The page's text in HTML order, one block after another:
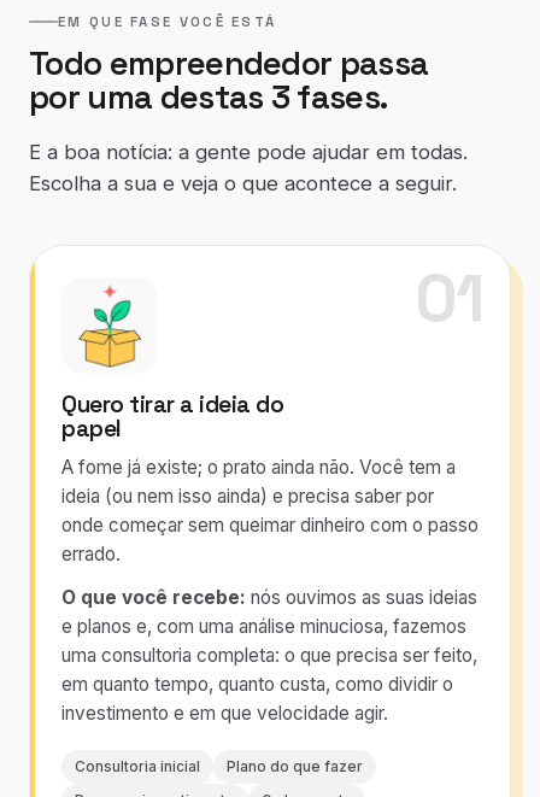
EM QUE FASE VOCÊ ESTÁ
Todo empreendedor passa
por uma destas 3 fases.
E a boa notícia: a gente pode ajudar em todas.
Escolha a sua e veja o que acontece a seguir.
01
Quero tirar a ideia do
papel
A fome já existe; o prato ainda não. Você tem a
ideia (ou nem isso ainda) e precisa saber por
onde começar sem queimar dinheiro com o passo
errado.
O que você recebe: nós ouvimos as suas ideias
e planos e, com uma análise minuciosa, fazemos
uma consultoria completa: o que precisa ser feito,
em quanto tempo, quanto custa, como dividir o
investimento e em que velocidade agir.
Consultoria inicial
Plano do que fazer